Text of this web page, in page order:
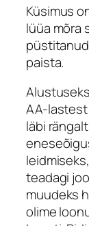
Küsimus
lüüa mõra
paista.
AA-
läbi
teadagi
muudeks
olime